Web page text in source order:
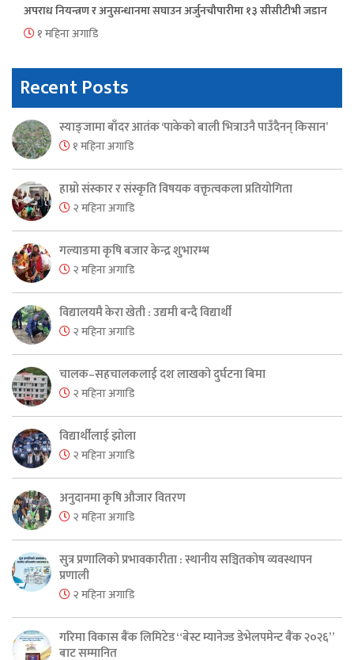
अपराध नियन्त्रण र अनुसन्धानमा सघाउन अर्जुनचौपारीमा १३ सीसीटीभी जडान
१ महिना अगाडि
Recent Posts
स्याङ्जामा बाँदर आतंक ‘पाकेको बाली भित्राउनै पाउँदैनन् किसान’
१ महिना अगाडि
हाम्रो संस्कार र संस्कृति विषयक वक्तृत्वकला प्रतियोगिता
२ महिना अगाडि
गल्याङमा कृषि बजार केन्द्र शुभारम्भ
२ महिना अगाडि
विद्यालयमै केरा खेती : उद्यमी बन्दै विद्यार्थी
२ महिना अगाडि
चालक–सहचालकलाई दश लाखको दुर्घटना बिमा
२ महिना अगाडि
विद्यार्थीलाई झोला
२ महिना अगाडि
अनुदानमा कृषि औजार वितरण
२ महिना अगाडि
सुत्र प्रणालिको प्रभावकारीता : स्थानीय सञ्चितकोष व्यवस्थापन
प्रणाली
२ महिना अगाडि
गरिमा विकास बैंक लिमिटेड “बेस्ट म्यानेज्ड डेभेलपमेन्ट बैंक २०२६”
बाट सम्मानित